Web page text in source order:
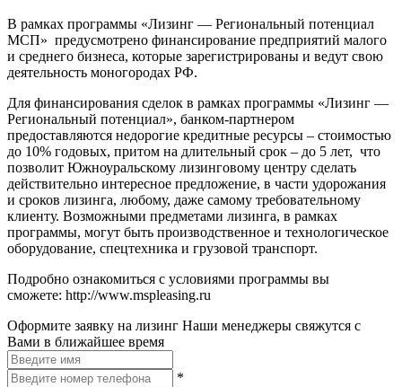
В рамках программы «Лизинг — Региональный потенциал
МСП» предусмотрено финансирование предприятий малого
и среднего бизнеса, которые зарегистрированы и ведут свою
деятельность моногородах РФ.
Для финансирования сделок в рамках программы «Лизинг —
Региональный потенциал», банком-партнером
предоставляются недорогие кредитные ресурсы – стоимостью
до 10% годовых, притом на длительный срок – до 5 лет, что
позволит Южноуральскому лизинговому центру сделать
действительно интересное предложение, в части удорожания
и сроков лизинга, любому, даже самому требовательному
клиенту. Возможными предметами лизинга, в рамках
программы, могут быть производственное и технологическое
оборудование, спецтехника и грузовой транспорт.
Подробно ознакомиться с условиями программы вы
сможете: http://www.mspleasing.ru
Оформите заявку на лизинг Наши менеджеры свяжутся с
Вами в ближайшее время
*